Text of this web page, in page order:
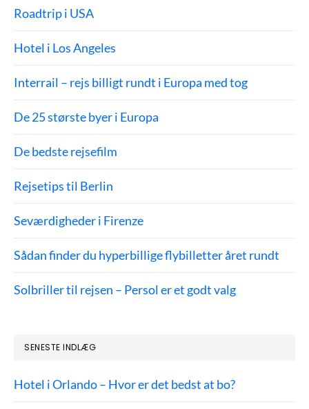
Roadtrip i USA
Hotel i Los Angeles
Interrail – rejs billigt rundt i Europa med tog
De 25 største byer i Europa
De bedste rejsefilm
Rejsetips til Berlin
Seværdigheder i Firenze
Sådan finder du hyperbillige flybilletter året rundt
Solbriller til rejsen – Persol er et godt valg
SENESTE INDLÆG
Hotel i Orlando – Hvor er det bedst at bo?